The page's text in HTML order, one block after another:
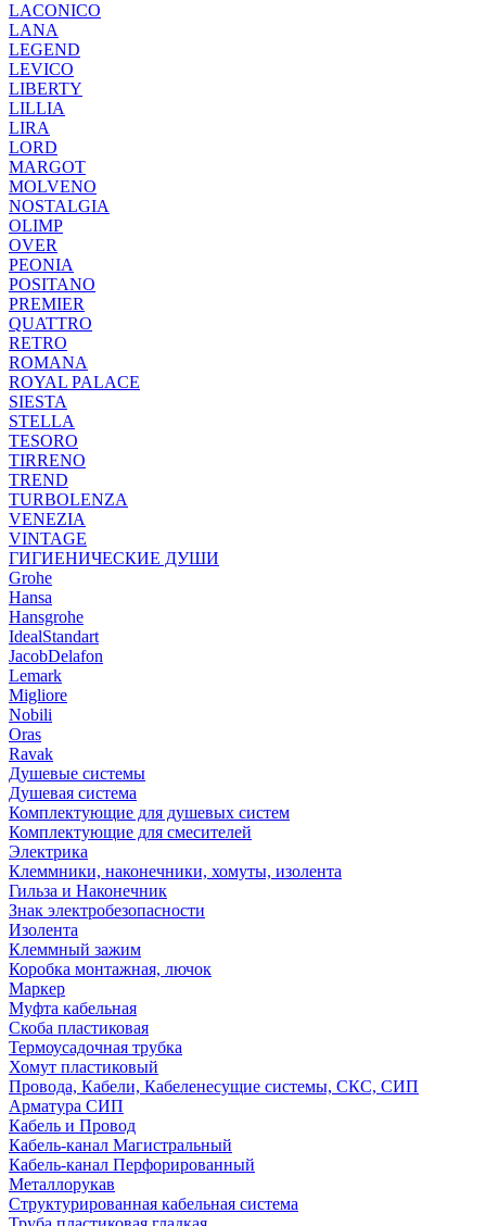
LACONICO
LANA
LEGEND
LEVICO
LIBERTY
LILLIA
LIRA
LORD
MARGOT
MOLVENO
NOSTALGIA
OLIMP
OVER
PEONIA
POSITANO
PREMIER
QUATTRO
RETRO
ROMANA
ROYAL PALACE
SIESTA
STELLA
TESORO
TIRRENO
TREND
TURBOLENZA
VENEZIA
VINTAGE
ГИГИЕНИЧЕСКИЕ ДУШИ
Grohe
Hansa
Hansgrohe
IdealStandart
JacobDelafon
Lemark
Migliore
Nobili
Oras
Ravak
Душевые системы
Душевая система
Комплектующие для душевых систем
Комплектующие для смесителей
Электрика
Клеммники, наконечники, хомуты, изолента
Гильза и Наконечник
Знак электробезопасности
Изолента
Клеммный зажим
Коробка монтажная, лючок
Маркер
Муфта кабельная
Скоба пластиковая
Термоусадочная трубка
Хомут пластиковый
Провода, Кабели, Кабеленесущие системы, СКС, СИП
Арматура СИП
Кабель и Провод
Кабель-канал Магистральный
Кабель-канал Перфорированный
Металлорукав
Структурированная кабельная система